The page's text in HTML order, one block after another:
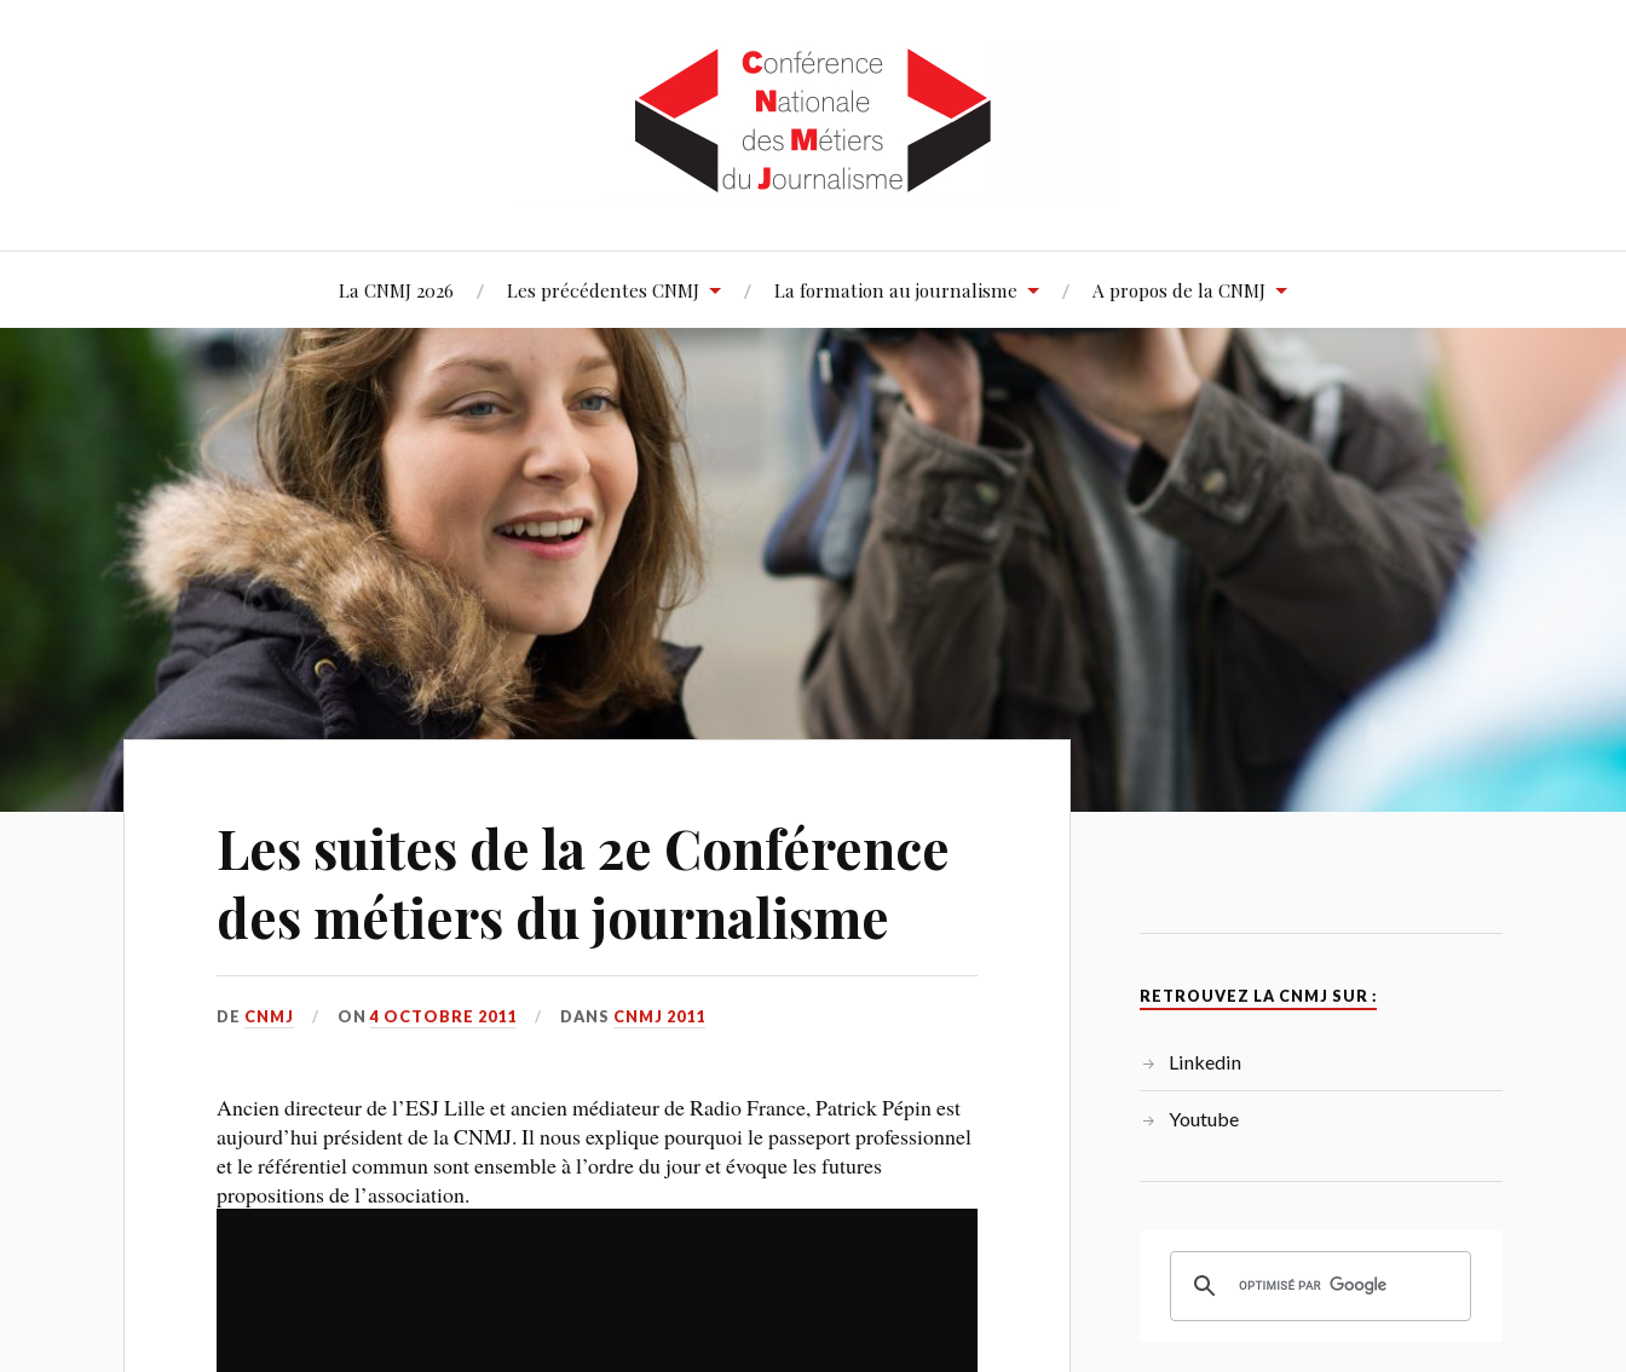
La CNMJ 2026 Les précédentes CNMJ La formation au journalisme A propos de la CNMJ
Les suites de la 2e Conférence
des métiers du journalisme
DE CNMJ ON4 OCTOBRE 2011 DANS CNMJ 2011
Ancien directeur de l’ESJ Lille et ancien médiateur de Radio France, Patrick Pépin est
aujourd’hui président de la CNMJ. Il nous explique pourquoi le passeport professionnel
et le référentiel commun sont ensemble à l’ordre du jour et évoque les futures
propositions de l’association.
RETROUVEZ LA CNMJ SUR :
Linkedin
Youtube